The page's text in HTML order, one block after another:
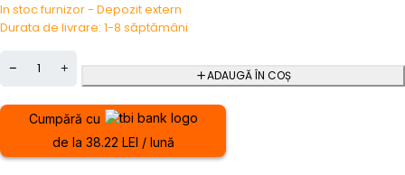
In stoc furnizor - Depozit extern
Durata de livrare: 1-8 săptămâni
ADAUGĂ ÎN COȘ
Cumpără cu
de la 38.22 LEI / lună